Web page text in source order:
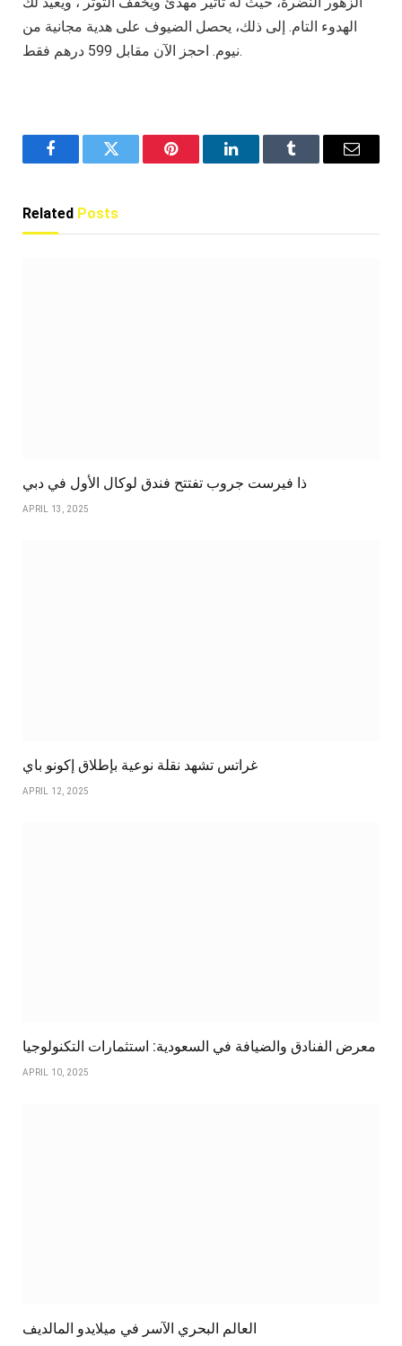
الهدوء التام. إلى ذلك، يحصل الضيوف على هدية مجانية من
نيوم. احجز الآن مقابل 599 درهم فقط.
FacebookTwitter Pinterest LinkedInTumblr Email
Related Posts
ذا فيرست جروب تفتتح فندق لوكال الأول في دبي
APRIL 13, 2025
غراتس تشهد نقلة نوعية بإطلاق إكونو باي
APRIL 12, 2025
معرض الفنادق والضيافة في السعودية: استثمارات التكنولوجيا
APRIL 10, 2025
العالم البحري الآسر في ميلايدو المالديف